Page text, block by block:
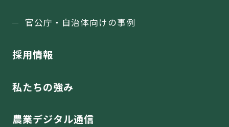
官公庁・⾃治体向けの事例
採用情報
私たちの強み
農業デジタル通信